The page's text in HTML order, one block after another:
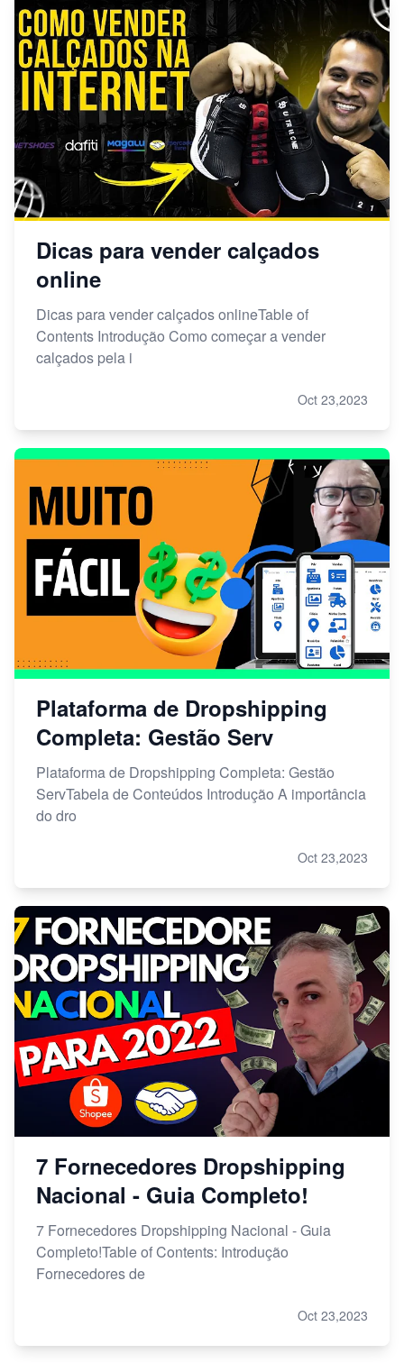
Dicas para vender calçados
online
Dicas para vender calçados onlineTable of
Contents Introdução Como começar a vender
calçados pela i
Oct 23,2023
Plataforma de Dropshipping
Completa: Gestão Serv
Plataforma de Dropshipping Completa: Gestão
ServTabela de Conteúdos Introdução A importância
do dro
Oct 23,2023
7 Fornecedores Dropshipping
Nacional - Guia Completo!
7 Fornecedores Dropshipping Nacional - Guia
Completo!Table of Contents: Introdução
Fornecedores de
Oct 23,2023